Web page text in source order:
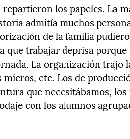
los papeles. La
admitía muchos
de la familia
que trabajar deprisa
La organización trajo
etc. Los de
que necesitábamos, los
con los alumnos